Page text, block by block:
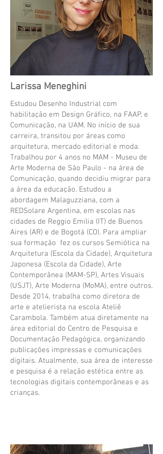
Larissa Meneghini
Estudou Desenho Industrial com
habilitação em Design Gráfico, na FAAP, e
Comunicação, na UAM. No início de sua
carreira, transitou por áreas como
arquitetura, mercado editorial e moda.
Trabalhou por 4 anos no MAM - Museu de
Arte Moderna de São Paulo - na área de
Comunicação, quando decidiu migrar para
a área da educação. Estudou a
abordagem Malaguzziana, com a
REDSolare Argentina, em escolas nas
cidades de Reggio Emilia (IT) de Buenos
Aires (AR) e de Bogotá (CO). Para ampliar
sua formação fez os cursos Semiótica na
Arquitetura (Escola da Cidade), Arquitetura
Japonesa (Escola da Cidade), Arte
Contemporânea (MAM-SP), Artes Visuais
(USJT), Arte Moderna (MoMA), entre outros.
Desde 2014, trabalha como diretora de
arte e atelierista na escola Ateliê
Carambola. Também atua diretamente na
área editorial do Centro de Pesquisa e
Documentação Pedagógica, organizando
publicações impressas e comunicações
digitais. Atualmente, sua área de interesse
e pesquisa é a relação estética entre as
tecnologias digitais contemporâneas e as
crianças.